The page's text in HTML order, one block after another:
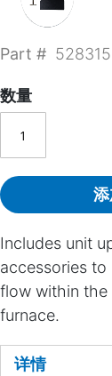
Part #
数量
Includes unit
accessories
flow within the
furnace.
详情